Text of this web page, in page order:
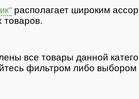
располагает широким
товаров.
все товары данной
фильтром либо выбором